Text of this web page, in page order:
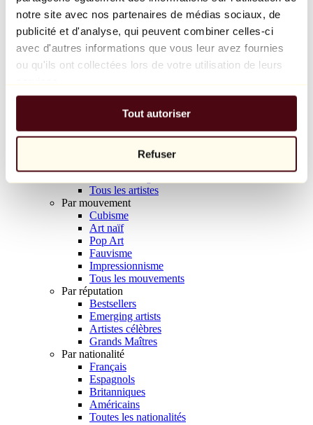
notre site avec nos partenaires de médias sociaux, de
publicité et d'analyse, qui peuvent combiner celles-ci
avec d'autres informations que vous leur avez fournies
ou qu'ils ont collectées lors de votre utilisation de leurs
Tout autoriser
Refuser
Balloon Dog (Orange)
Jeff Koons
10 000 €
Parcourir
Tous les sculpteurs
Tous les photographes
Tous les artistes
Par mouvement
Cubisme
Art naïf
Pop Art
Fauvisme
Impressionnisme
Tous les mouvements
Par réputation
Bestsellers
Emerging artists
Artistes célèbres
Grands Maîtres
Par nationalité
Français
Espagnols
Britanniques
Américains
Toutes les nationalités